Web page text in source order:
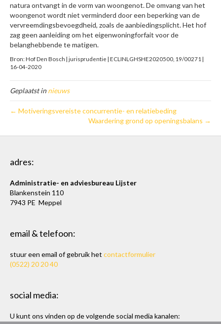
natura ontvangt in de vorm van woongenot. De omvang van het
woongenot wordt niet verminderd door een beperking van de
vervreemdingsbevoegdheid, zoals de aanbiedingsplicht. Het hof
zag geen aanleiding om het eigenwoningforfait voor de
belanghebbende te matigen.
Bron: Hof Den Bosch | jurisprudentie | ECLINLGHSHE2020500, 19/00271 |
16-04-2020
Geplaatst innieuws
← Motiveringsvereiste concurrentie- en relatiebeding
Waardering grond op openingsbalans →
adres:
Administratie- en adviesbureau Lijster
Blankenstein 110
7943 PE Meppel
email & telefoon:
stuur een email of gebruik het contactformulier
(0522) 20 20 40
social media:
U kunt ons vinden op de volgende social media kanalen: